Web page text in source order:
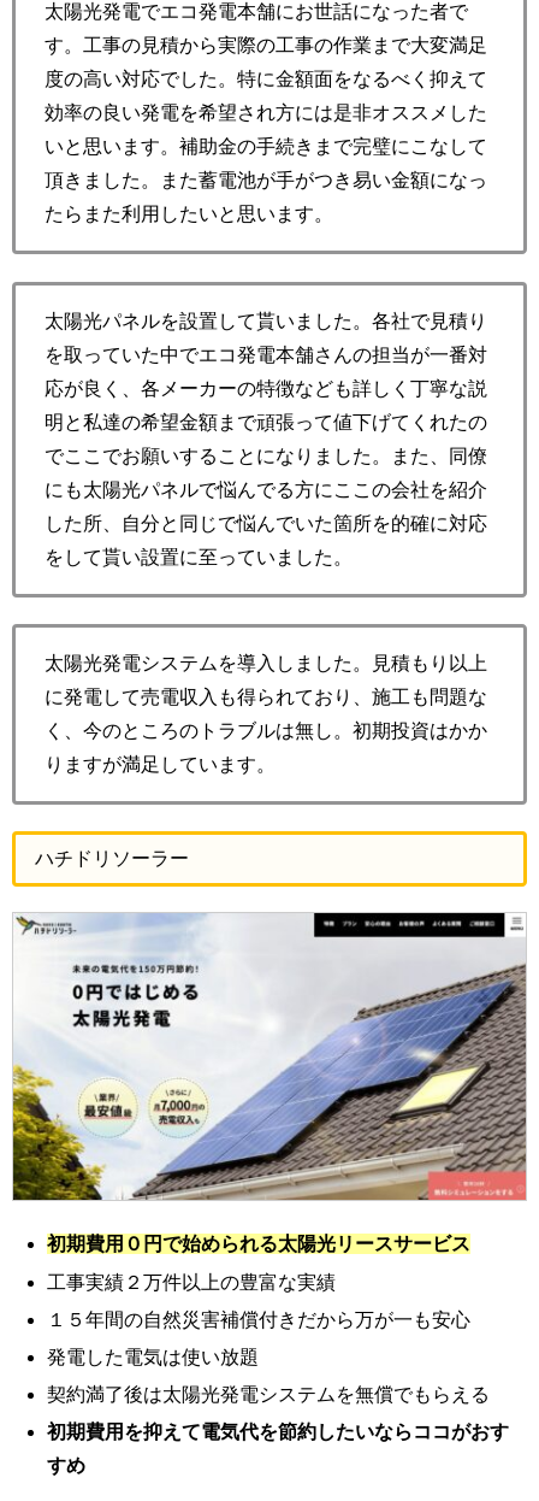
太陽光発電でエコ発電本舗にお世話になった者で
す。工事の見積から実際の工事の作業まで大変満足
度の高い対応でした。特に金額面をなるべく抑えて
効率の良い発電を希望され方には是非オススメした
いと思います。補助金の手続きまで完璧にこなして
頂きました。また蓄電池が手がつき易い金額になっ
たらまた利用したいと思います。
太陽光パネルを設置して貰いました。各社で見積り
を取っていた中でエコ発電本舗さんの担当が一番対
応が良く、各メーカーの特徴なども詳しく丁寧な説
明と私達の希望金額まで頑張って値下げてくれたの
でここでお願いすることになりました。また、同僚
にも太陽光パネルで悩んでる方にここの会社を紹介
した所、自分と同じで悩んでいた箇所を的確に対応
をして貰い設置に至っていました。
太陽光発電システムを導入しました。見積もり以上
に発電して売電収入も得られており、施工も問題な
く、今のところのトラブルは無し。初期投資はかか
りますが満足しています。
ハチドリソーラー
初期費用０円で始められる太陽光リースサービス
工事実績２万件以上の豊富な実績
１５年間の自然災害補償付きだから万が一も安心
発電した電気は使い放題
契約満了後は太陽光発電システムを無償でもらえる
初期費用を抑えて電気代を節約したいならココがおす
すめ